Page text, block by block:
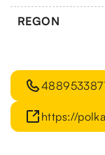
REGON
https://